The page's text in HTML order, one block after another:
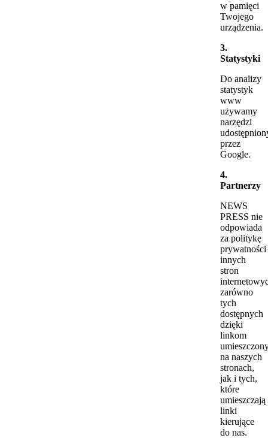
w pamięci
Twojego
urządzenia.
3.
Statystyki
Do analizy
statystyk
www
używamy
narzędzi
przez
Google.
4.
Partnerzy
NEWS
PRESS nie
odpowiada
za politykę
prywatności
innych
stron
zarówno
tych
dostępnych
dzięki
linkom
na naszych
stronach,
jak i tych,
które
umieszczają
linki
kierujące
do nas.